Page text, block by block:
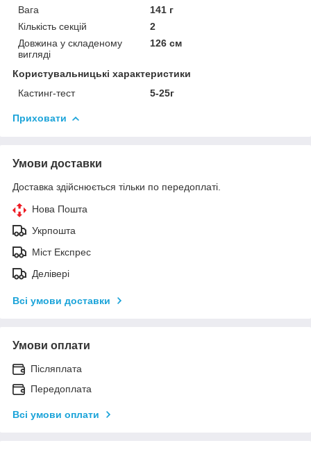
Вага
141 г
Кількість секцій
2
Довжина у складеному
вигляді
126 см
Користувальницькі характеристики
Кастинг-тест
5-25г
Приховати
Умови доставки
Доставка здійснюється тільки по передоплаті.
Нова Пошта
Укрпошта
Міст Експрес
Делівері
Всі умови доставки
Умови оплати
Післяплата
Передоплата
Всі умови оплати